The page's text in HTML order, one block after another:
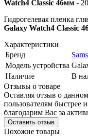
Watch4 Classic 46мм -
Гидрогелевая пленка
Galaxy Watch4 Classic
Характеристики
Бренд
Модель устройства
Наличие
В
Отзывы о товаре
Оставляя отзыв о
пользователям быстрее
благодарим Вас за
Оставить отзыв
Похожие товары